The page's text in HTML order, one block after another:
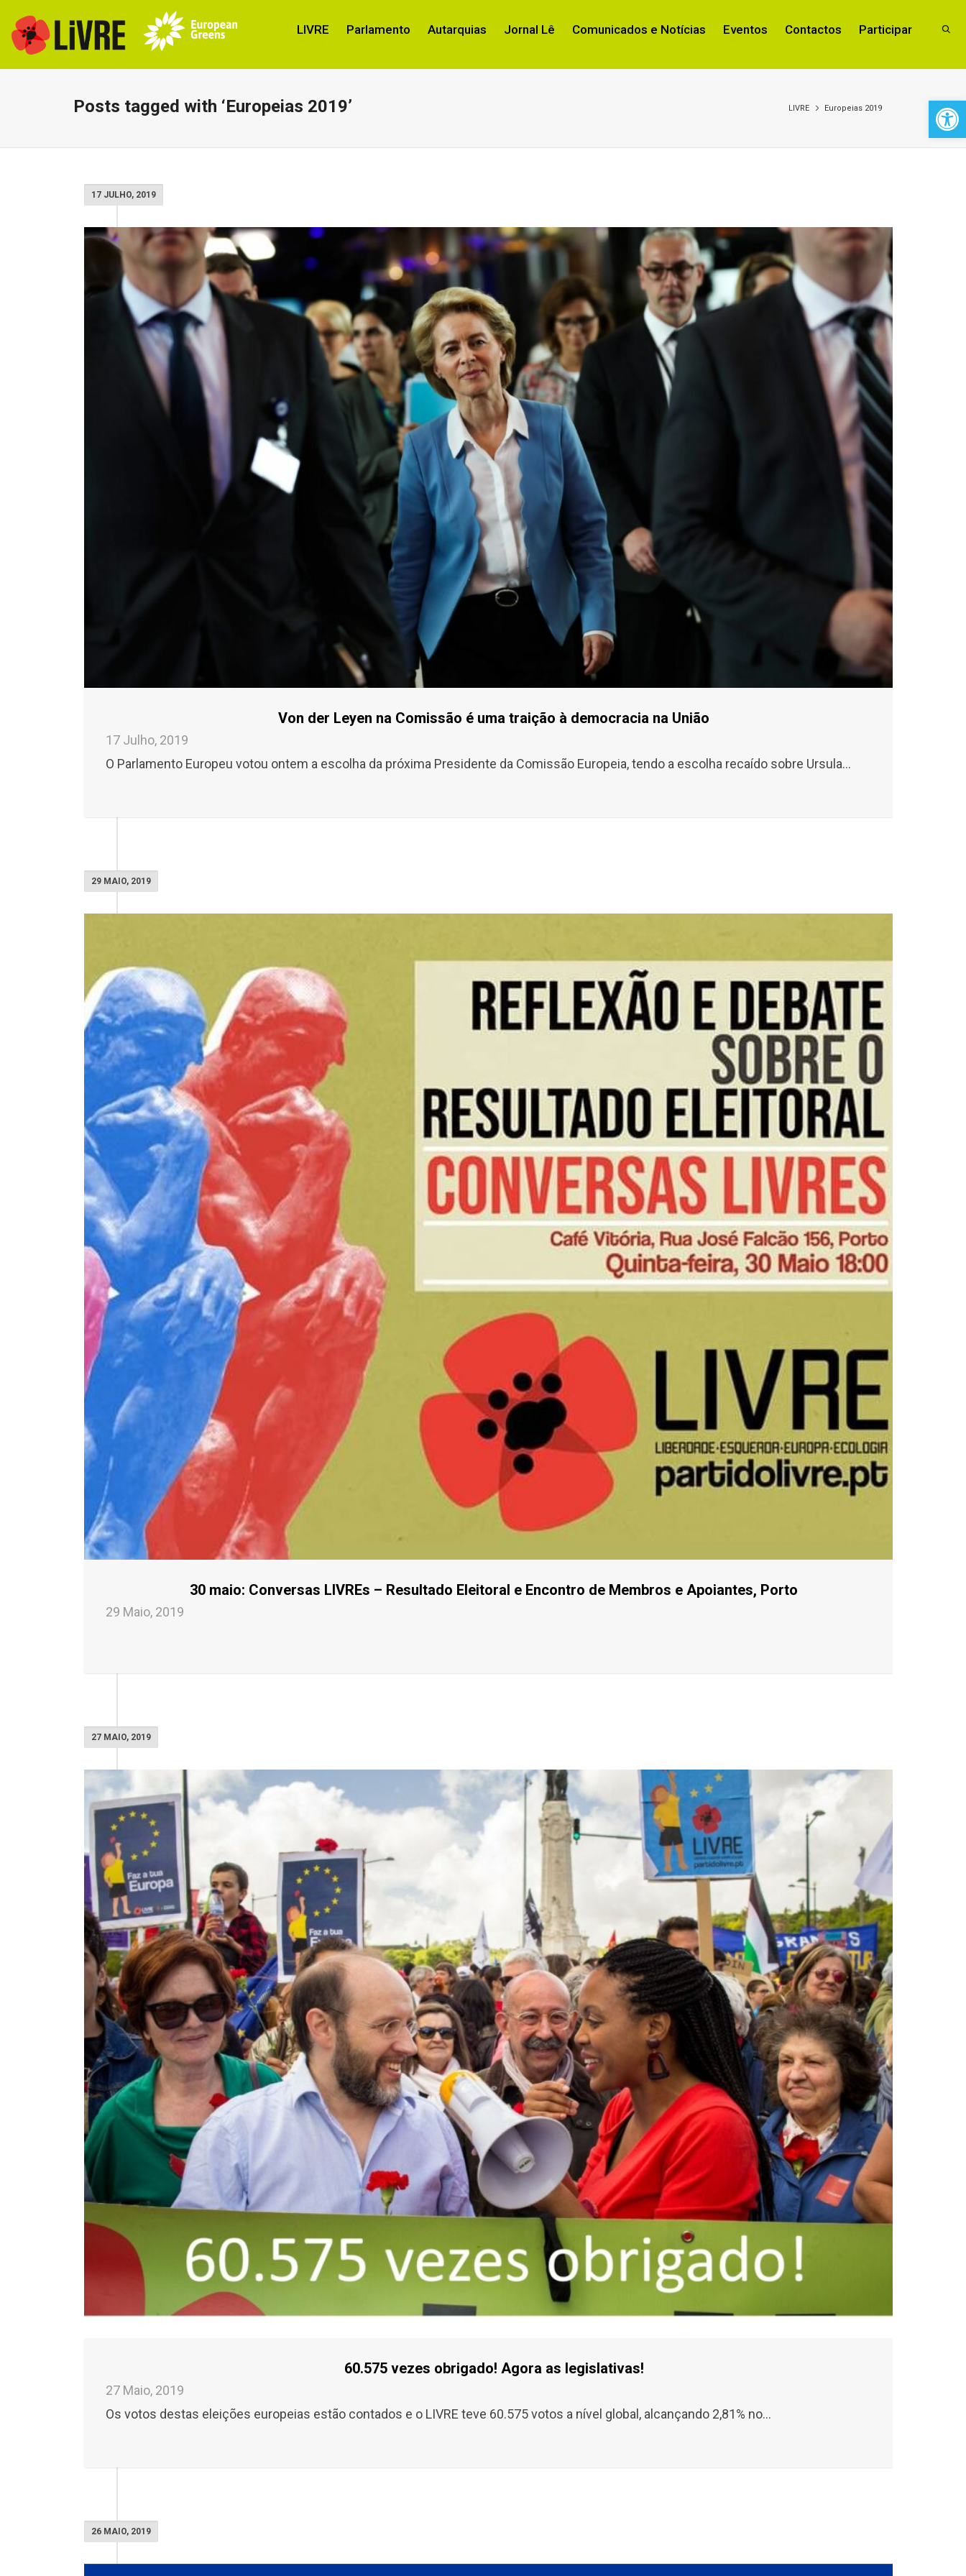
LIVRE Parlamento Autarquias Jornal Lê Comunicados e Notícias Eventos Contactos Participar
Posts tagged with ‘Europeias 2019’ LIVRE Europeias 2019
17 JULHO, 2019
Von der Leyen na Comissão é uma traição à democracia na União
17 Julho, 2019
O Parlamento Europeu votou ontem a escolha da próxima Presidente da Comissão Europeia, tendo a escolha recaído sobre Ursula...
29 MAIO, 2019
30 maio: Conversas LIVREs – Resultado Eleitoral e Encontro de Membros e Apoiantes, Porto
29 Maio, 2019
27 MAIO, 2019
60.575 vezes obrigado! Agora as legislativas!
27 Maio, 2019
Os votos destas eleições europeias estão contados e o LIVRE teve 60.575 votos a nível global, alcançando 2,81% no...
26 MAIO, 2019